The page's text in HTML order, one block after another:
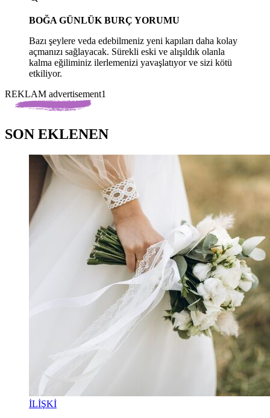
BOĞA GÜNLÜK BURÇ YORUMU
Bazı şeylere veda edebilmeniz yeni kapıları daha kolay
açmanızı sağlayacak. Sürekli eski ve alışıldık olanla
kalma eğiliminiz ilerlemenizi yavaşlatıyor ve sizi kötü
etkiliyor.
REKLAM advertisement1
SON EKLENEN
İLİŞKİ